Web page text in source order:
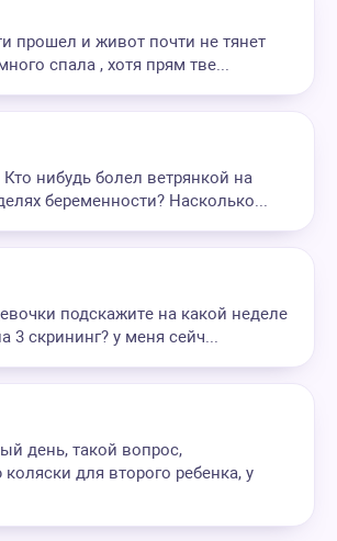
прошел и живот почти не тянет
спала , хотя прям тве...
Кто нибудь болел ветрянкой на
беременности? Насколько...
подскажите на какой неделе
3 скрининг? у меня сейч...
день, такой вопрос,
для второго ребенка, у